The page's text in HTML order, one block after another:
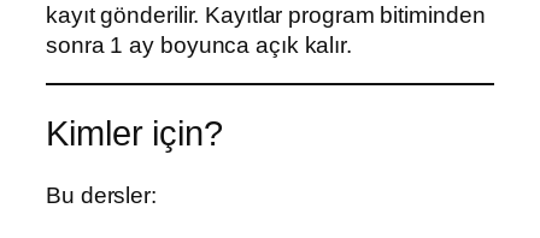
kayıt gönderilir. Kayıtlar program bitiminden
sonra 1 ay boyunca açık kalır.
Kimler için?
Bu dersler: